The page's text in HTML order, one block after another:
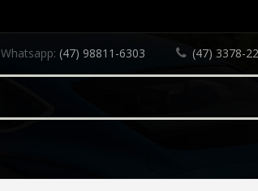
Whatsapp: (47) 98811-6303 (47) 3378-